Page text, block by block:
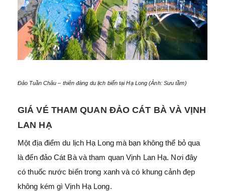
Đảo Tuần Châu – thiên đàng du lịch biển tại Hạ Long (Ảnh: Sưu tầm)
GIÁ VÉ THAM QUAN ĐẢO CÁT BÀ VÀ VỊNH
LAN HẠ
Một địa điểm du lịch Hạ Long mà bạn không thể bỏ qua
là đến đảo Cát Bà và tham quan Vịnh Lan Hạ. Nơi đây
có thuốc nước biển trong xanh và có khung cảnh đẹp
không kém gì Vịnh Hạ Long.